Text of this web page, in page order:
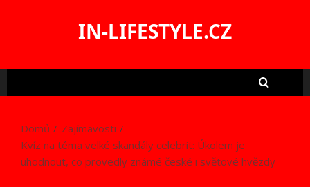
IN-LIFESTYLE.CZ
Domů
Zajímavosti
Kvíz na téma velké skandály celebrit: Úkolem je
uhodnout, co provedly známé české i světové hvězdy